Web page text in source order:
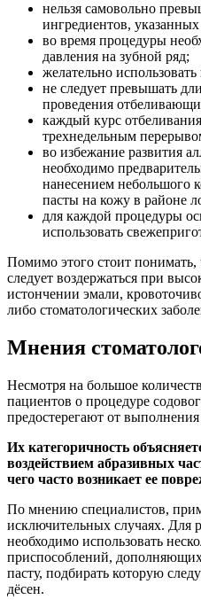
нельзя самовольно
ингредиентов, указанных
во время процедуры
давления на зубной ряд;
желательно
не следует превышать
проведения
каждый курс
трехнедельным
во избежание развития
необходимо
нанесением небольшого
пасты на кожу в районе
для каждой процедуры
использовать
Помимо этого стоит
следует воздержаться при
истончении эмали,
либо стоматологических
Мнения
Несмотря на большое
пациентов о процедуре
предостерегают от
Их категоричность
воздействием абразивных
чего часто возникает ее
По мнению специалистов,
исключительных случаях. Для
необходимо использовать
приспособлений,
пасту, подбирать которую
дёсен.